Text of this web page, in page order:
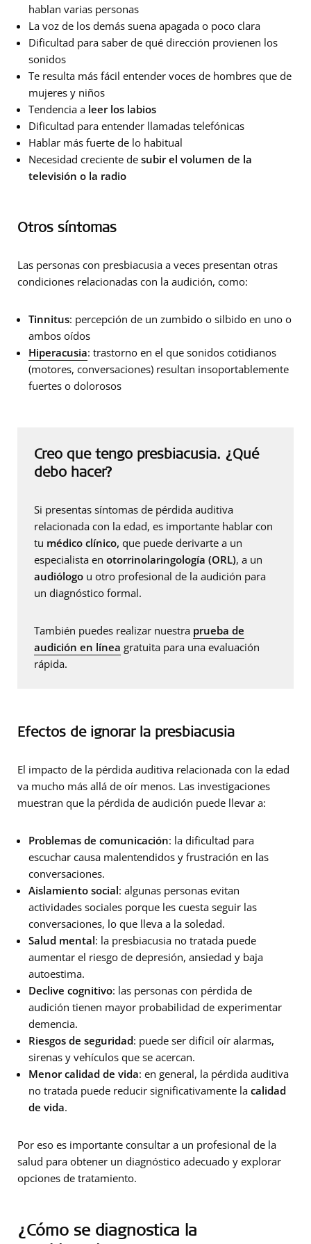
hablan varias personas
La voz de los demás suena apagada o poco clara
Dificultad para saber de qué dirección provienen los
sonidos
Te resulta más fácil entender voces de hombres que de
mujeres y niños
Tendencia a leer los labios
Dificultad para entender llamadas telefónicas
Hablar más fuerte de lo habitual
Necesidad creciente de subir el volumen de la
televisión o la radio
Otros síntomas
Las personas con presbiacusia a veces presentan otras
condiciones relacionadas con la audición, como:
Tinnitus: percepción de un zumbido o silbido en uno o
ambos oídos
Hiperacusia: trastorno en el que sonidos cotidianos
(motores, conversaciones) resultan insoportablemente
fuertes o dolorosos
Creo que tengo presbiacusia. ¿Qué
debo hacer?
Si presentas síntomas de pérdida auditiva
relacionada con la edad, es importante hablar con
tu médico clínico, que puede derivarte a un
especialista en otorrinolaringología (ORL), a un
audiólogo u otro profesional de la audición para
un diagnóstico formal.
También puedes realizar nuestra prueba de
audición en línea gratuita para una evaluación
rápida.
Efectos de ignorar la presbiacusia
El impacto de la pérdida auditiva relacionada con la edad
va mucho más allá de oír menos. Las investigaciones
muestran que la pérdida de audición puede llevar a:
Problemas de comunicación: la dificultad para
escuchar causa malentendidos y frustración en las
conversaciones.
Aislamiento social: algunas personas evitan
actividades sociales porque les cuesta seguir las
conversaciones, lo que lleva a la soledad.
Salud mental: la presbiacusia no tratada puede
aumentar el riesgo de depresión, ansiedad y baja
autoestima.
Declive cognitivo: las personas con pérdida de
audición tienen mayor probabilidad de experimentar
demencia.
Riesgos de seguridad: puede ser difícil oír alarmas,
sirenas y vehículos que se acercan.
Menor calidad de vida: en general, la pérdida auditiva
no tratada puede reducir significativamente la calidad
de vida.
Por eso es importante consultar a un profesional de la
salud para obtener un diagnóstico adecuado y explorar
opciones de tratamiento.
¿Cómo se diagnostica la